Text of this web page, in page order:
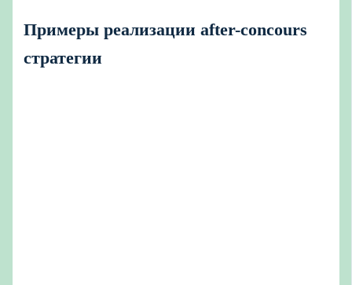
Примеры реализации after-concours
стратегии